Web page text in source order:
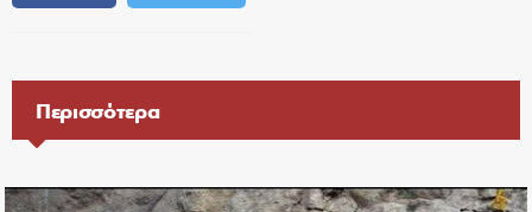
Περισσότερα